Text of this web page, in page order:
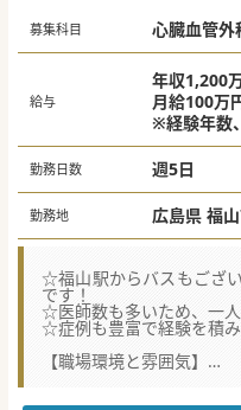
て通勤可能です。
■病院機能評価の認証を
募集科目 心臓血管外
給与
年収1,200
月給100万
※経験年数
※当直代は
勤務日数 週5日
勤務地 広島県
☆福山駅からバスもござ
です！
☆医師数も多いため、一人
☆症例も豊富で経験を積
【職場環境と雰囲気】
■循環器内科医が多数在